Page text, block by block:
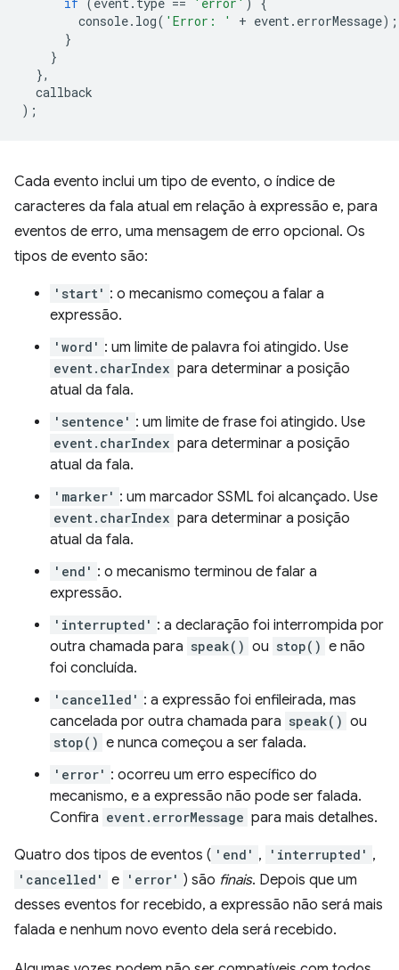
console. log( 'Error: ' + event. errorMessage);
}
}
},
callback
);
Cada evento inclui um tipo de evento, o índice de
caracteres da fala atual em relação à expressão e, para
eventos de erro, uma mensagem de erro opcional. Os
tipos de evento são:
'start' : o mecanismo começou a falar a
expressão.
'word' : um limite de palavra foi atingido. Use
event.charIndex para determinar a posição
atual da fala.
'sentence' : um limite de frase foi atingido. Use
event.charIndex para determinar a posição
atual da fala.
'marker' : um marcador SSML foi alcançado. Use
event.charIndex para determinar a posição
atual da fala.
'end' : o mecanismo terminou de falar a
expressão.
'interrupted' : a declaração foi interrompida por
outra chamada para speak() ou stop() e não
foi concluída.
'cancelled' : a expressão foi enfileirada, mas
cancelada por outra chamada para speak() ou
stop() e nunca começou a ser falada.
'error' : ocorreu um erro específico do
mecanismo, e a expressão não pode ser falada.
Confira event.errorMessage para mais detalhes.
Quatro dos tipos de eventos ( 'end' , 'interrupted' ,
'cancelled' e 'error' ) são finais. Depois que um
desses eventos for recebido, a expressão não será mais
falada e nenhum novo evento dela será recebido.